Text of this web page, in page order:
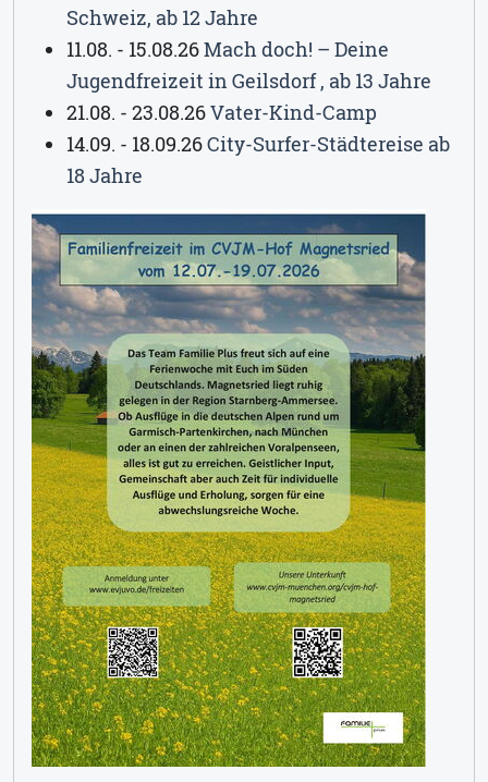
Schweiz, ab 12 Jahre
11.08. - 15.08.26Mach doch! – Deine
Jugendfreizeit in Geilsdorf , ab 13 Jahre
21.08. - 23.08.26Vater-Kind-Camp
14.09. - 18.09.26City-Surfer-Städtereise ab
18 Jahre